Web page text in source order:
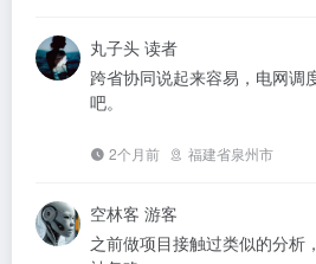
丸子头 读者
跨省协同说起来容易，电网调
吧。
2个月前 福建省泉州市
空林客 游客
之前做项目接触过类似的分析